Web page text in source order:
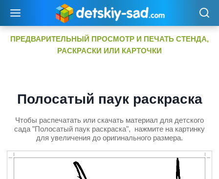
содержимому
ПРЕДВАРИТЕЛЬНЫЙ ПРОСМОТР И ПЕЧАТЬ СТЕНДА,
РАСКРАСКИ ИЛИ КАРТОЧКИ
Полосатый паук раскраска
Чтобы распечатать или скачать материал для детского
сада "Полосатый паук раскраска", нажмите на картинку
для увеличения до оригинального размера.